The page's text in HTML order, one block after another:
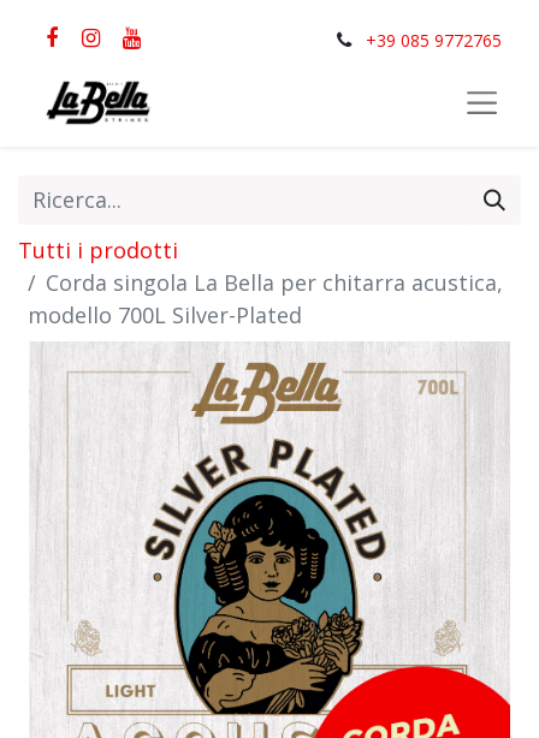
+39 085 9772765
Tutti i prodotti
Corda singola La Bella per chitarra acustica,
modello 700L Silver-Plated